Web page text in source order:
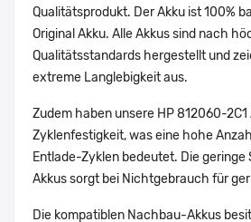
Qualitätsprodukt. Der Akku ist 100%
Original Akku. Alle Akkus sind nach
Qualitätsstandards hergestellt und
extreme Langlebigkeit aus.
Zudem haben unsere HP 812060-
Zyklenfestigkeit, was eine hohe
Entlade-Zyklen bedeutet. Die
Akkus sorgt bei Nichtgebrauch für
Die kompatiblen Nachbau-Akkus